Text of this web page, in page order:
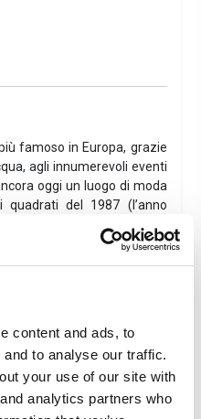
content and ads, to
to analyse our traffic.
your use of our site with
analytics partners who
famoso in Europa, grazie
agli innumerevoli eventi
oggi un luogo di moda
del 1987 (l’anno
suoi fantastici scivoli, lunghi
all’Extreme River,dallo
di offrire due giochi
l’altra più dolce, tra curve e